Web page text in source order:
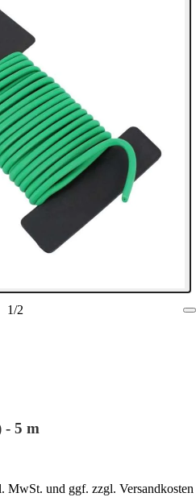
1/2
- 5 m
und ggf. zzgl. Versandkosten